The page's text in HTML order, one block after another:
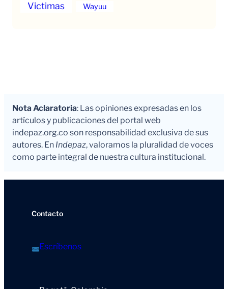
Victimas
Wayuu
Nota Aclaratoria: Las opiniones expresadas en los
artículos y publicaciones del portal web
indepaz.org.co son responsabilidad exclusiva de sus
autores. En Indepaz, valoramos la pluralidad de voces
como parte integral de nuestra cultura institucional.
Contacto
Escríbenos